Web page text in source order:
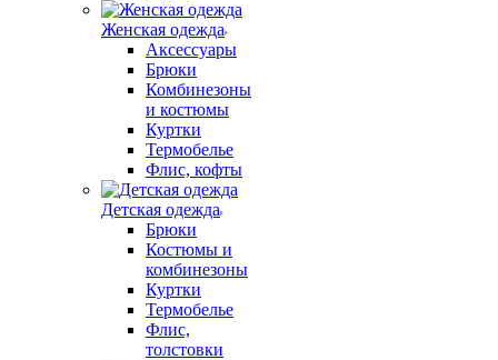
Женская одежда
Аксессуары
Брюки
Комбинезоны
и костюмы
Куртки
Термобелье
Флис, кофты
Детская одежда
Брюки
Костюмы и
комбинезоны
Куртки
Термобелье
Флис,
толстовки